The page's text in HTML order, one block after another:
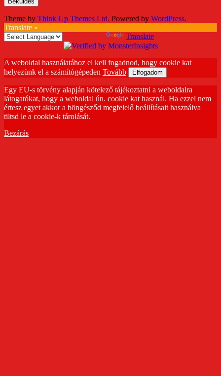
Theme by Think Up Themes Ltd. Powered by WordPress.
Translate »
Translate
A weboldal használatához el kell fogadnod, hogy cookie kat
helyezünk el a számítógépeden Tovább Elfogadom
Egy EU-s törvény alapján kötelező tájékoztatni a weboldalra
látogatókat, hogy a weboldal ún. cookie kat használ. Ha ezzel nem
értesz egyet akkor a böngésződ megfelelő beállításait használva
tiltsd le a cookie-k tárolását.
Bezárás